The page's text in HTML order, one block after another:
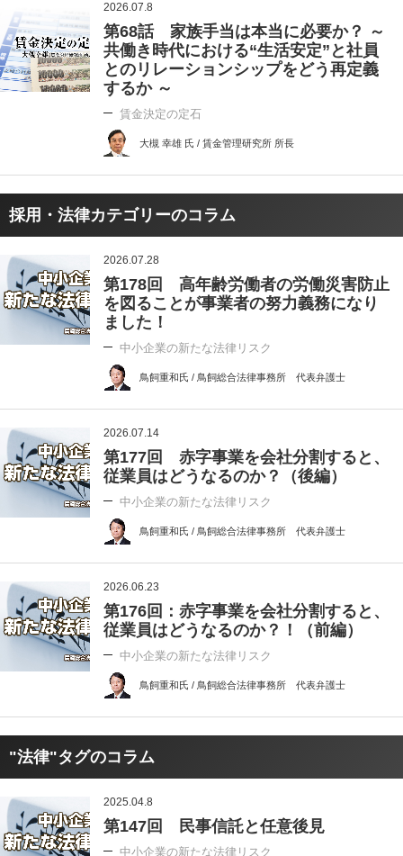
2026.07.8
第68話 家族手当は本当に必要か？ ～
共働き時代における“生活安定”と社員
とのリレーションシップをどう再定義
するか ～
賃金決定の定石
大槻 幸雄 氏 / 賃金管理研究所 所長
採用・法律カテゴリーのコラム
2026.07.28
第178回 高年齢労働者の労働災害防止
を図ることが事業者の努力義務になり
ました！
中小企業の新たな法律リスク
鳥飼重和氏 / 鳥飼総合法律事務所 代表弁護士
2026.07.14
第177回 赤字事業を会社分割すると、
従業員はどうなるのか？（後編）
中小企業の新たな法律リスク
鳥飼重和氏 / 鳥飼総合法律事務所 代表弁護士
2026.06.23
第176回：赤字事業を会社分割すると、
従業員はどうなるのか？！（前編）
中小企業の新たな法律リスク
鳥飼重和氏 / 鳥飼総合法律事務所 代表弁護士
"法律"タグのコラム
2025.04.8
第147回 民事信託と任意後見
中小企業の新たな法律リスク